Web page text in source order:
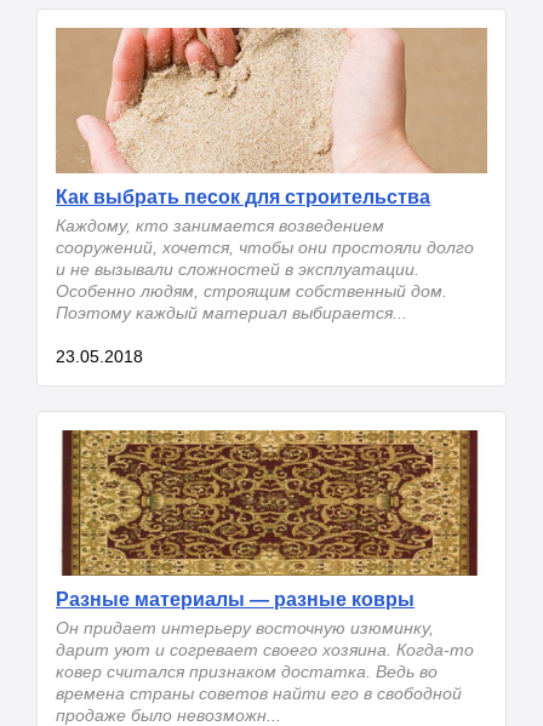
Как выбрать песок для строительства
Каждому, кто занимается возведением
сооружений, хочется, чтобы они простояли долго
и не вызывали сложностей в эксплуатации.
Особенно людям, строящим собственный дом.
Поэтому каждый материал выбирается...
23.05.2018
Разные материалы — разные ковры
Он придает интерьеру восточную изюминку,
дарит уют и согревает своего хозяина. Когда-то
ковер считался признаком достатка. Ведь во
времена страны советов найти его в свободной
продаже было невозможн...